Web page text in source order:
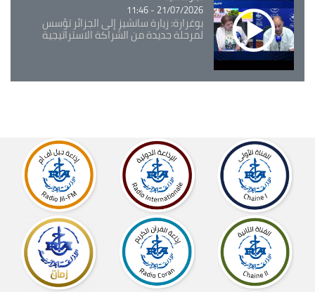
21/07/2026 - 11:46
بوغرارة: زيارة سانشيز إلى الجزائر تؤسس
لمرحلة جديدة من الشراكة الاستراتيجية